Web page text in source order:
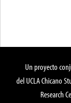
Un proyecto
del UCLA Chicano
Research